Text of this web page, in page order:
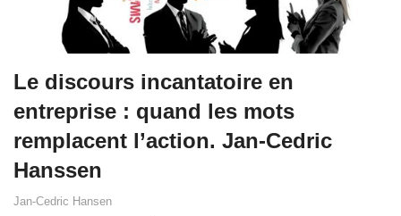
Le discours incantatoire en
entreprise : quand les mots
remplacent l’action. Jan-Cedric
Hanssen
Jan-Cedric Hansen